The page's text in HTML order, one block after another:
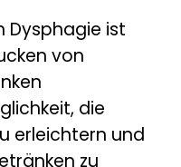
Dysphagie ist
von
die
erleichtern und
zu